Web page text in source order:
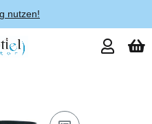
nutzen!